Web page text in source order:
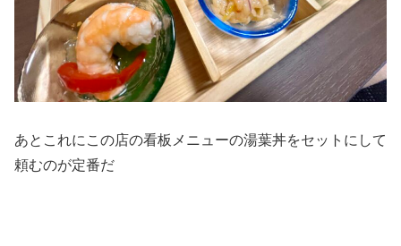
あとこれにこの店の看板メニューの湯葉丼をセットにして
頼むのが定番だ